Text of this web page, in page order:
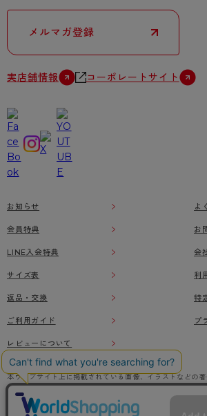
メルマガ登録
実店舗情報 コーポレートサイト
お知らせ
会員特典
LINE入会特典
サイズ表
返品・交換
ご利用ガイド
レビューについて
よ
お
会
利
特
プ
本ウェブサイト上に掲載されている画像、イラストなどの著